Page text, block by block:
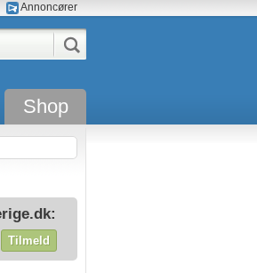
Annoncører
Shop
Tilmeld